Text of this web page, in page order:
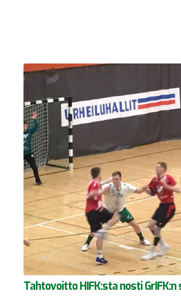
Tahtovoitto HIFK:sta nosti